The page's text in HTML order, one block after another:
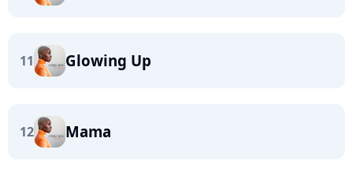
11 Glowing Up
12 Mama